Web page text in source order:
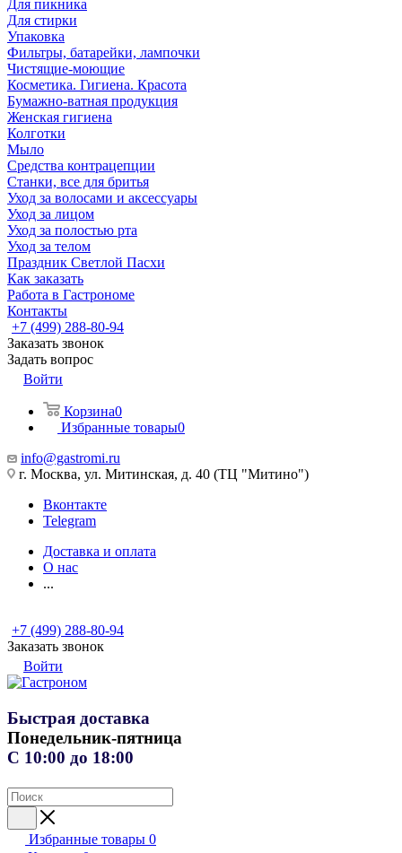
Для пикника
Для стирки
Упаковка
Фильтры, батарейки, лампочки
Чистящие-моющие
Косметика. Гигиена. Красота
Бумажно-ватная продукция
Женская гигиена
Колготки
Мыло
Средства контрацепции
Станки, все для бритья
Уход за волосами и аксессуары
Уход за лицом
Уход за полостью рта
Уход за телом
Праздник Светлой Пасхи
Как заказать
Работа в Гастрономе
Контакты
+7 (499) 288-80-94
Заказать звонок
Задать вопрос
Войти
Корзина0
Избранные товары0
info@gastromi.ru
г. Москва, ул. Митинская, д. 40 (ТЦ "Митино")
Вконтакте
Telegram
Доставка и оплата
О нас
...
+7 (499) 288-80-94
Заказать звонок
Войти
Быстрая доставка
Понедельник-пятница
С 10:00 до 18:00
Избранные товары 0